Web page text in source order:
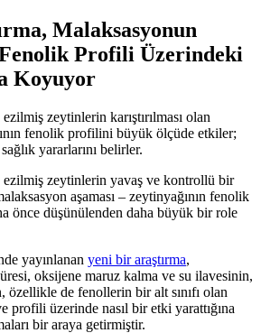
Malaksasyonun
Fenolik Profili Üzerindeki
Koyuyor
zeytinlerin karıştırılması olan
fenolik profilini büyük ölçüde etkiler;
yararlarını belirler.
ezilmiş zeytinlerin yavaş ve kontrollü bir
aşaması – zeytinyağının fenolik
önce düşünülenden daha büyük bir role
yayınlanan yeni bir araştırma,
oksijene maruz kalma ve su ilavesinin,
de fenollerin bir alt sınıfı olan
üzerinde nasıl bir etki yarattığına
bir araya getirmiştir.